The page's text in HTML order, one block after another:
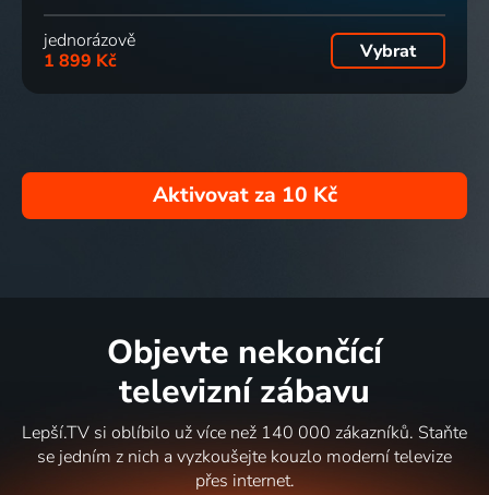
jednorázově
1 899 Kč
Vybrat
Aktivovat za 10 Kč
Objevte nekončící
televizní zábavu
Lepší.TV si oblíbilo už více než 140 000 zákazníků. Staňte
se jedním z nich a vyzkoušejte kouzlo moderní televize
přes internet.